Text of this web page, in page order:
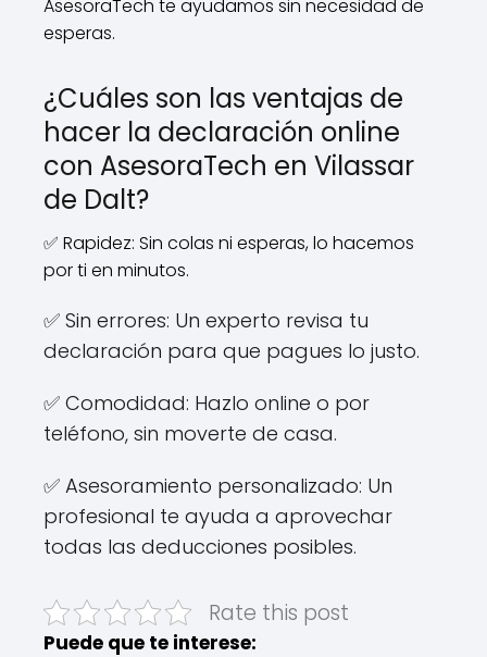
AsesoraTech te ayudamos sin necesidad de
esperas.
¿Cuáles son las ventajas de
hacer la declaración online
con AsesoraTech en Vilassar
de Dalt?
✅ Rapidez: Sin colas ni esperas, lo hacemos
por ti en minutos.
✅ Sin errores: Un experto revisa tu
declaración para que pagues lo justo.
✅ Comodidad: Hazlo online o por
teléfono, sin moverte de casa.
✅ Asesoramiento personalizado: Un
profesional te ayuda a aprovechar
todas las deducciones posibles.
Rate this post
Puede que te interese: